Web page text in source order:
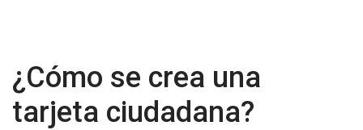
¿Cómo se crea una
tarjeta ciudadana?